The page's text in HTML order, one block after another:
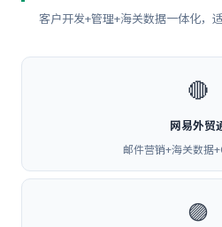
客户开发+管理+海关数据一体化，
🔴
网易外贸
邮件营销+海关数据
🟣